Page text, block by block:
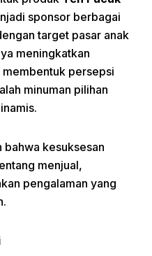
sponsor berbagai
target pasar anak
meningkatkan
persepsi
minuman pilihan
bahwa kesuksesan
menjual,
pengalaman yang